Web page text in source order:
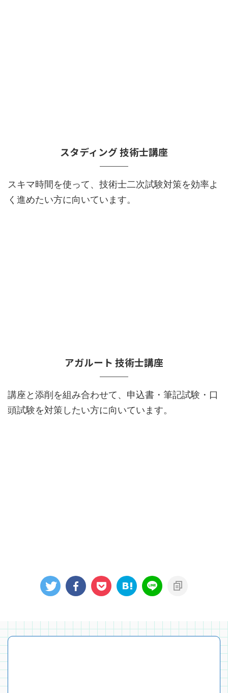
スタディング 技術士講座
スキマ時間を使って、技術士二次試験対策を効率よ
く進めたい方に向いています。
アガルート 技術士講座
講座と添削を組み合わせて、申込書・筆記試験・口
頭試験を対策したい方に向いています。